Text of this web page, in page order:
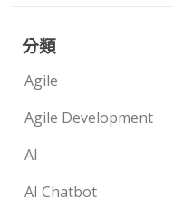
分類
Agile
Agile Development
AI
AI Chatbot